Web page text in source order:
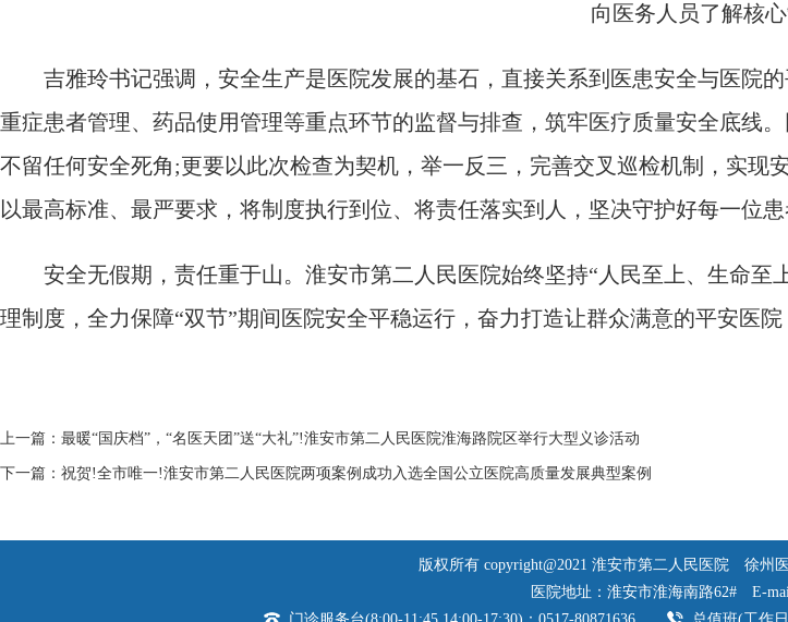
向医务人员了解核心
吉雅玲书记强调，安全生产是医院发展的基石，直接关系到医患安全与医院
重症患者管理、药品使用管理等重点环节的监督与排查，筑牢医疗质量安全底线
不留任何安全死角;更要以此次检查为契机，举一反三，完善交叉巡检机制，实现
以最高标准、最严要求，将制度执行到位、将责任落实到人，坚决守护好每一位患
安全无假期，责任重于山。淮安市第二人民医院始终坚持“人民至上、生命至
理制度，全力保障“双节”期间医院安全平稳运行，奋力打造让群众满意的平安医院
上一篇： 最暖“国庆档”，“名医天团”送“大礼”!淮安市第二人民医院淮海路院区举行大型义诊活动
下一篇： 祝贺!全市唯一!淮安市第二人民医院两项案例成功入选全国公立医院高质量发展典型案例
版权所有 copyright@2021 淮安市第二人民医院
徐州
医院地址：淮安市淮海南路62#
E-